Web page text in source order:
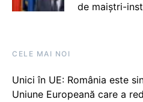
de maiștri-
CELE MAI NOI
Unici în UE: România este
Uniune Europeană care a